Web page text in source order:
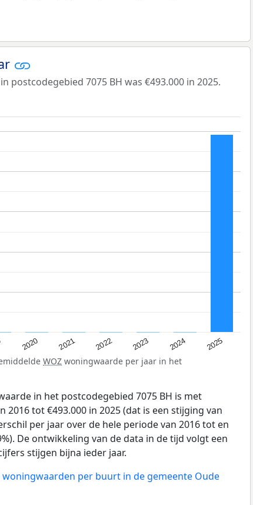
in postcodegebied 7075 BH was €493.000 in 2025.
2020 2021 2022 2023 2024 2025
WOZ woningwaarde per jaar in het
in het postcodegebied 7075 BH is met
2016 tot €493.000 in 2025 (dat is een stijging van
per jaar over de hele periode van 2016 tot en
De ontwikkeling van de data in de tijd volgt een
stijgen bijna ieder jaar.
per buurt in de gemeente Oude